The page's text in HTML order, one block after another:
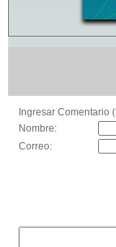
Ingresar Comentario
Nombre:
Correo: